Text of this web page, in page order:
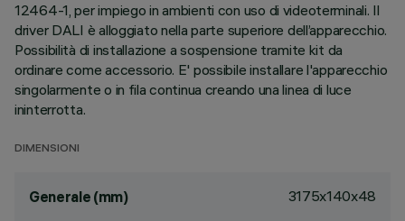
12464-1, per impiego in ambienti con uso di videoterminali. Il
driver DALI è alloggiato nella parte superiore dell’apparecchio.
Possibilità di installazione a sospensione tramite kit da
ordinare come accessorio. E' possibile installare l'apparecchio
singolarmente o in fila continua creando una linea di luce
ininterrotta.
DIMENSIONI
Generale (mm) 3175x140x48